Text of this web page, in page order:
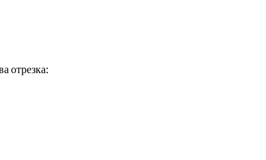
отрезка: